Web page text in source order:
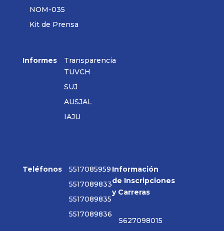
NOM-035
Kit de Prensa
Informes
Transparencia
TUVCH
SUJ
AUSJAL
IAJU
Teléfonos
5517085959
5517089833
5517089835
5517089836
Información
de Inscripciones
y Carreras
5627098015